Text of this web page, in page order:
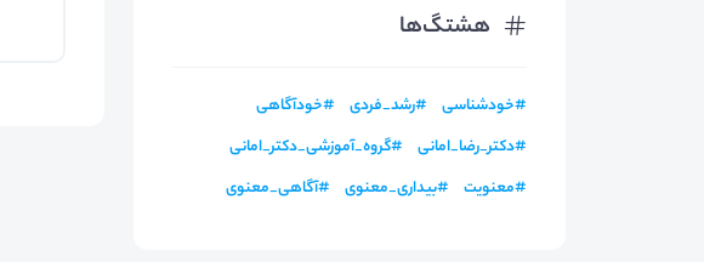
هشتگ‌ها
#خودشناسی #رشد_فردی #خودآگاهی
#دکتر_رضا_امانی #گروه_آموزشی_دکتر_امانی
#معنویت #بیداری_معنوی #آگاهی_معنوی